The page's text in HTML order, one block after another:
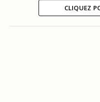
CLIQUEZ